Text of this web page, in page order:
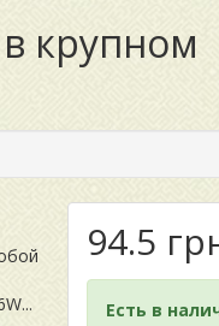
крупном
94.5
Есть в